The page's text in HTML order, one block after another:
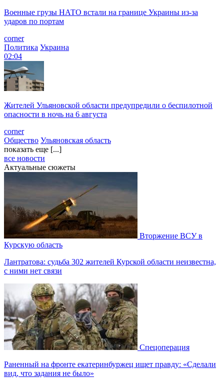
Военные грузы НАТО встали на границе Украины из-за
ударов по портам
corner
Политика Украина
02:04
Жителей Ульяновской области предупредили о беспилотной
опасности в ночь на 6 августа
corner
Общество Ульяновская область
показать еще [...]
все новости
Актуальные сюжеты
Вторжение ВСУ в
Курскую область
Лантратова: судьба 302 жителей Курской области неизвестна,
с ними нет связи
Спецоперация
Раненный на фронте екатеринбуржец ищет правду: «Сделали
вид, что задания не было»